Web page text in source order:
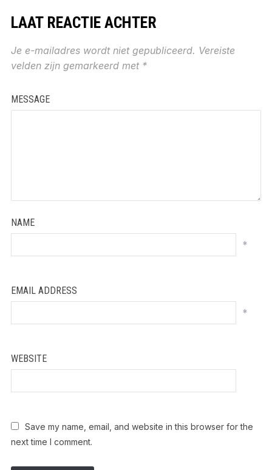
LAAT REACTIE ACHTER
Je e-mailadres wordt niet gepubliceerd. Vereiste
velden zijn gemarkeerd met *
MESSAGE
NAME
*
EMAIL ADDRESS
*
WEBSITE
Save my name, email, and website in this browser for the
next time I comment.